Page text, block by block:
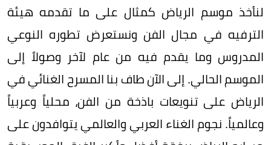
لنأخذ موسم الرياض كمثال على ما تقدمه هيئة
الترفيه في مجال الفن ونستعرض تطوره النوعي
المدروس وما يقدم فيه من عام لآخر وصولاً إلى
الموسم الحالي. إلى الآن طاف بنا المسرح الغنائي في
الرياض على تنويعات باذخة من الفن، محلياً وعربياً
وعالمياً. نجوم الغناء العربي والعالمي يتوافدون على